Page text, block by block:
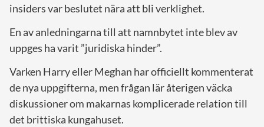
insiders var beslutet nära att bli verklighet.
En av anledningarna till att namnbytet inte blev av
uppges ha varit ”juridiska hinder”.
Varken Harry eller Meghan har officiellt kommenterat
de nya uppgifterna, men frågan lär återigen väcka
diskussioner om makarnas komplicerade relation till
det brittiska kungahuset.